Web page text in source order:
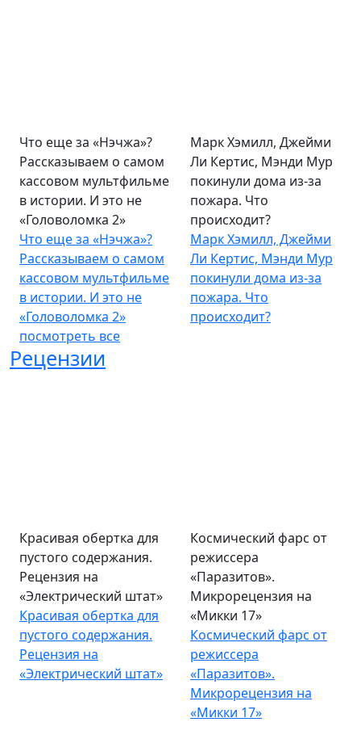
Что еще за «Нэчжа»?
Рассказываем о самом
кассовом мультфильме
в истории. И это не
«Головоломка 2»
Что еще за «Нэчжа»?
Рассказываем о самом
кассовом мультфильме
в истории. И это не
«Головоломка 2»
Марк Хэмилл, Джейми
Ли Кертис, Мэнди Мур
покинули дома из-за
пожара. Что
происходит?
Марк Хэмилл, Джейми
Ли Кертис, Мэнди Мур
покинули дома из-за
пожара. Что
происходит?
посмотреть все
Рецензии
Красивая обертка для
пустого содержания.
Рецензия на
«Электрический штат»
Красивая обертка для
пустого содержания.
Рецензия на
«Электрический штат»
Космический фарс от
режиссера
«Паразитов».
Микрорецензия на
«Микки 17»
Космический фарс от
режиссера
«Паразитов».
Микрорецензия на
«Микки 17»